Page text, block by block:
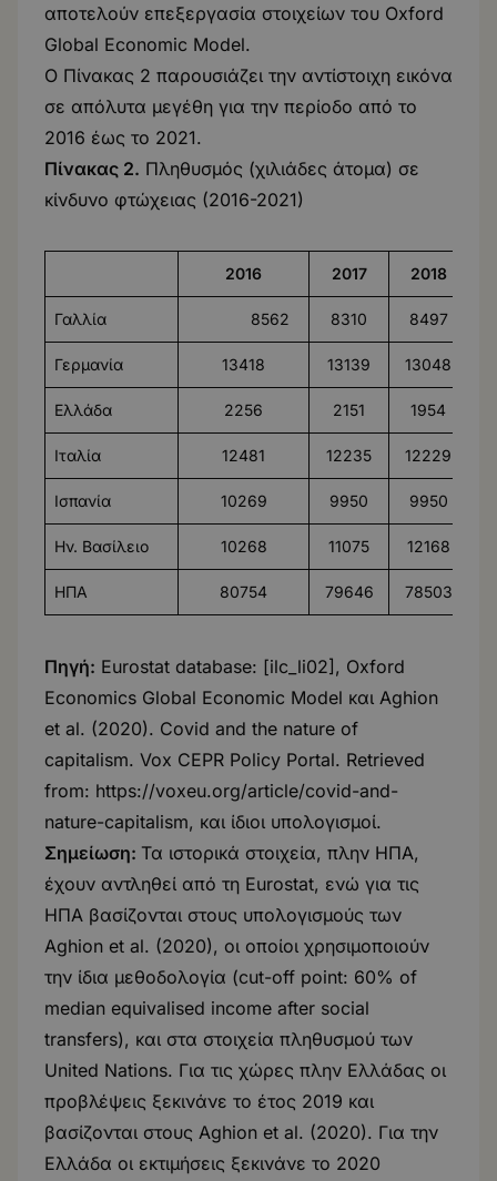
αποτελούν επεξεργασία στοιχείων του Oxford
Global Economic Model.
Ο Πίνακας 2 παρουσιάζει την αντίστοιχη εικόνα
σε απόλυτα μεγέθη για την περίοδο από το
2016 έως το 2021.
Πίνακας 2. Πληθυσμός (χιλιάδες άτομα) σε
κίνδυνο φτώχειας (2016-2021)
2016 2017 2018
Γαλλία 8562 8310 8497
Γερμανία 13418 13139 13048
Ελλάδα 2256 2151 1954
Ιταλία 12481 12235 12229
Ισπανία 10269 9950 9950
Ην. Βασίλειο 10268 11075 12168
ΗΠΑ 80754 79646 78503
Πηγή: Eurostat database: [ilc_li02], Oxford
Economics Global Economic Model και Aghion
et al. (2020). Covid and the nature of
capitalism. Vox CEPR Policy Portal. Retrieved
from: https://voxeu.org/article/covid-and-
nature-capitalism, και ίδιοι υπολογισμοί.
Σημείωση: Τα ιστορικά στοιχεία, πλην ΗΠΑ,
έχουν αντληθεί από τη Eurostat, ενώ για τις
ΗΠΑ βασίζονται στους υπολογισμούς των
Aghion et al. (2020), οι οποίοι χρησιμοποιούν
την ίδια μεθοδολογία (cut-off point: 60% of
median equivalised income after social
transfers), και στα στοιχεία πληθυσμού των
United Nations. Για τις χώρες πλην Ελλάδας οι
προβλέψεις ξεκινάνε το έτος 2019 και
βασίζονται στους Aghion et al. (2020). Για την
Ελλάδα οι εκτιμήσεις ξεκινάνε το 2020